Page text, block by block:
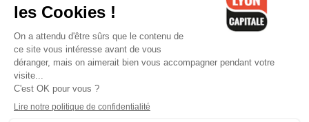
Lyon Capitale - 51 avenue Maréchal Foch - CS 40091 - 69456 Lyon